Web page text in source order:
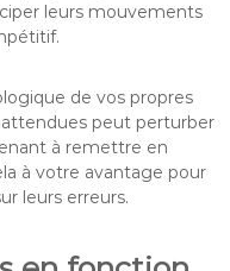
leurs mouvements
de vos propres
peut perturber
à remettre en
à votre avantage pour
leurs erreurs.